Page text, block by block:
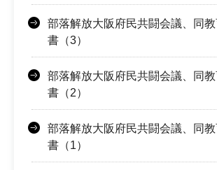
部落解放大阪府民共闘会議、同
書（3）
部落解放大阪府民共闘会議、同
書（2）
部落解放大阪府民共闘会議、同
書（1）